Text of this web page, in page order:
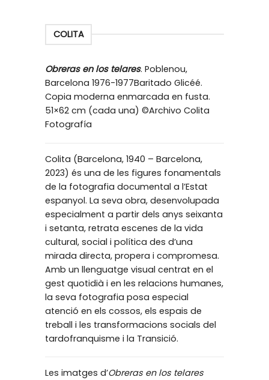
COLITA
Obreras en los telares. Poblenou,
Barcelona 1976-1977Baritado Glicéé.
Copia moderna enmarcada en fusta.
51×62 cm (cada una) ©Archivo Colita
Fotografía
Colita (Barcelona, 1940 – Barcelona,
2023) és una de les figures fonamentals
de la fotografia documental a l’Estat
espanyol. La seva obra, desenvolupada
especialment a partir dels anys seixanta
i setanta, retrata escenes de la vida
cultural, social i política des d’una
mirada directa, propera i compromesa.
Amb un llenguatge visual centrat en el
gest quotidià i en les relacions humanes,
la seva fotografia posa especial
atenció en els cossos, els espais de
treball i les transformacions socials del
tardofranquisme i la Transició.
Les imatges d’Obreras en los telares